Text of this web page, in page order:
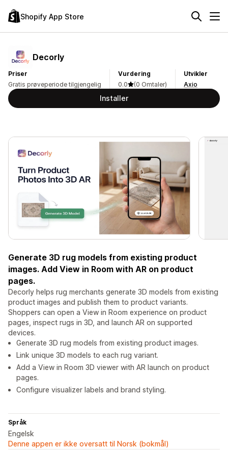
Shopify App Store
Decorly
Priser
Gratis prøveperiode tilgjengelig
Vurdering
0.0
(0 Omtaler)
Utvikler
Axio
Installer
Generate 3D rug models from existing product
images. Add View in Room with AR on product
pages.
Decorly helps rug merchants generate 3D models from existing
product images and publish them to product variants.
Shoppers can open a View in Room experience on product
pages, inspect rugs in 3D, and launch AR on supported
devices.
Generate 3D rug models from existing product images.
Link unique 3D models to each rug variant.
Add a View in Room 3D viewer with AR launch on product
pages.
Configure visualizer labels and brand styling.
Språk
Engelsk
Denne appen er ikke oversatt til Norsk (bokmål)